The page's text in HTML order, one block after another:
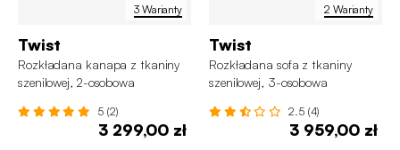
3 Warianty
Twist
Rozkładana kanapa z tkaniny
szenilowej, 2-osobowa
5 (2)
3 299,00 zł
2 Warianty
Twist
Rozkładana sofa z tkaniny
szenilowej, 3-osobowa
2.5 (4)
3 959,00 zł